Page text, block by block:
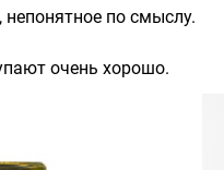
по смыслу.
очень хорошо.